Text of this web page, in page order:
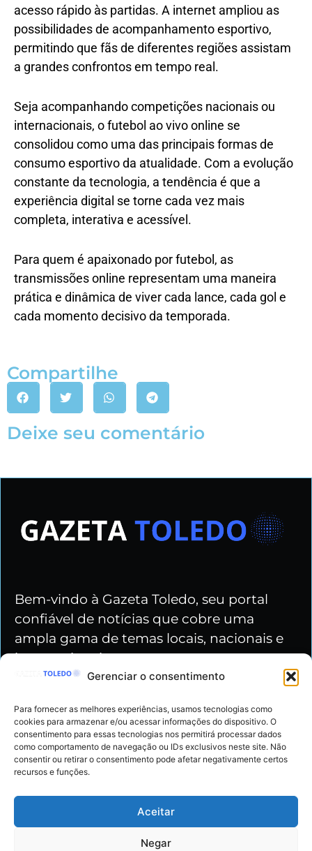
Gerenciar o consentimento
Para fornecer as melhores experiências, usamos tecnologias como
cookies para armazenar e/ou acessar informações do dispositivo. O
consentimento para essas tecnologias nos permitirá processar dados
como comportamento de navegação ou IDs exclusivos neste site. Não
consentir ou retirar o consentimento pode afetar negativamente certos
recursos e funções.
Aceitar
Negar
acesso rápido às partidas. A internet ampliou as
possibilidades de acompanhamento esportivo,
permitindo que fãs de diferentes regiões assistam
a grandes confrontos em tempo real.
Seja acompanhando competições nacionais ou
internacionais, o futebol ao vivo online se
consolidou como uma das principais formas de
consumo esportivo da atualidade. Com a evolução
constante da tecnologia, a tendência é que a
experiência digital se torne cada vez mais
completa, interativa e acessível.
Para quem é apaixonado por futebol, as
transmissões online representam uma maneira
prática e dinâmica de viver cada lance, cada gol e
cada momento decisivo da temporada.
Compartilhe
Deixe seu comentário
Bem-vindo à Gazeta Toledo, seu portal
confiável de notícias que cobre uma
ampla gama de temas locais, nacionais e
internacionais.
Nossas redes
Gazeta Toledo - Copyright © 2024 Todos os